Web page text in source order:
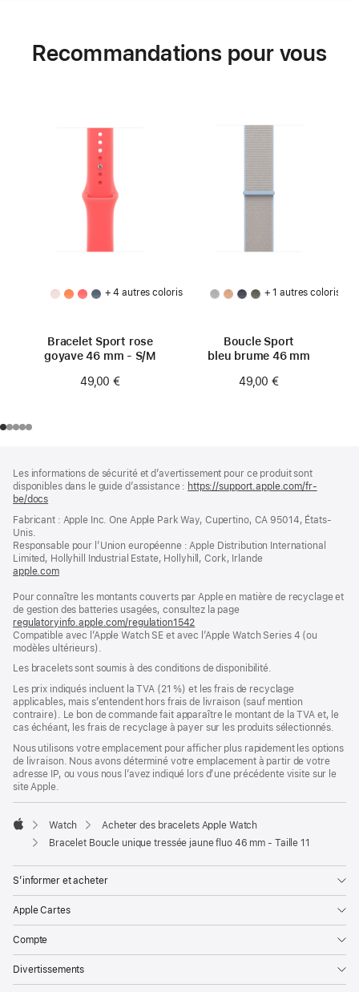
Recommandations pour vous
+ 4 autres coloris
Bracelet Sport rose
goyave 46 mm - S/M
49,00 €
+ 1 autres coloris
Boucle Sport
bleu brume 46 mm
49,00 €
de
page
de
bas
page
Les informations de sécurité et d’avertissement pour ce produit sont
disponibles dans le guide d’assistance : https://support.apple.com/fr-
be/docs
une
fenêtre)
Fabricant : Apple Inc. One Apple Park Way, Cupertino, CA 95014, États-
Unis.
Responsable pour l’Union européenne : Apple Distribution International
Limited, Hollyhill Industrial Estate, Hollyhill, Cork, Irlande
apple.com(s’ouvre
une
nouvelle
fenêtre)
Pour connaître les montants couverts par Apple en matière de recyclage et
de gestion des batteries usagées, consultez la page
regulatoryinfo.apple.com/regulation1542
dans
nouvelle
fenêtre)
Compatible avec l’Apple Watch SE et avec l’Apple Watch Series 4 (ou
modèles ultérieurs).
Les bracelets sont soumis à des conditions de disponibilité.
Les prix indiqués incluent la TVA (21 %) et les frais de recyclage
applicables, mais s’entendent hors frais de livraison (sauf mention
contraire). Le bon de commande fait apparaître le montant de la TVA et, le
cas échéant, les frais de recyclage à payer sur les produits sélectionnés.
Nous utilisons votre emplacement pour afficher plus rapidement les options
de livraison. Nous avons déterminé votre emplacement à partir de votre
adresse IP, ou vous nous l’avez indiqué lors d’une précédente visite sur le
site Apple.
Apple
Watch
Acheter des bracelets Apple Watch
Bracelet Boucle unique tressée jaune fluo 46 mm - Taille 11
S’informer et acheter
Apple Cartes
Compte
Divertissements